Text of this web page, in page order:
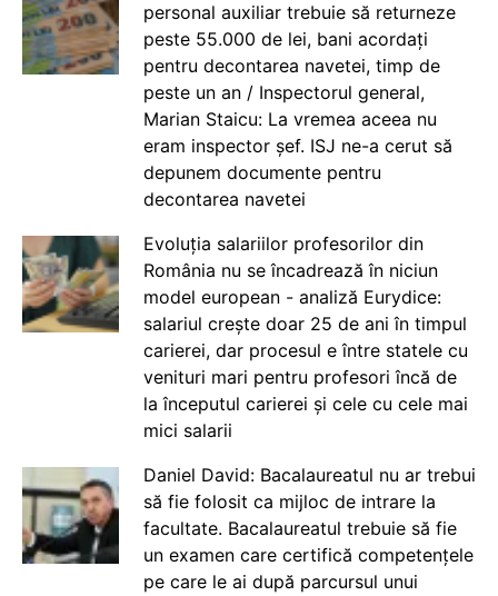
personal auxiliar trebuie să returneze
peste 55.000 de lei, bani acordați
pentru decontarea navetei, timp de
peste un an / Inspectorul general,
Marian Staicu: La vremea aceea nu
eram inspector șef. ISJ ne-a cerut să
depunem documente pentru
decontarea navetei
Evoluția salariilor profesorilor din
România nu se încadrează în niciun
model european - analiză Eurydice:
salariul crește doar 25 de ani în timpul
carierei, dar procesul e între statele cu
venituri mari pentru profesori încă de
la începutul carierei și cele cu cele mai
mici salarii
Daniel David: Bacalaureatul nu ar trebui
să fie folosit ca mijloc de intrare la
facultate. Bacalaureatul trebuie să fie
un examen care certifică competențele
pe care le ai după parcursul unui